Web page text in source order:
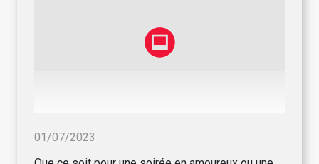
01/07/2023